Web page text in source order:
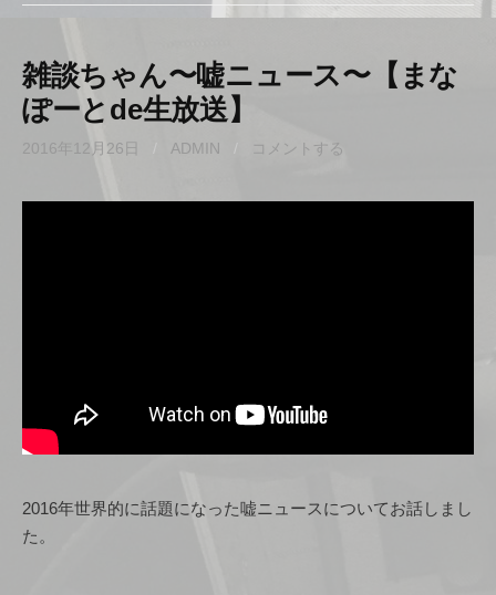
雑談ちゃん〜嘘ニュース〜【まな
ぽーとde生放送】
2016年12月26日 ADMIN / コメントする
2016年世界的に話題になった嘘ニュースについてお話しまし
た。